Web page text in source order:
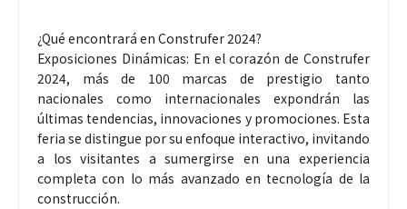
¿Qué encontrará en Construfer 2024?
Exposiciones Dinámicas: En el corazón de Construfer
2024, más de 100 marcas de prestigio tanto
nacionales como internacionales expondrán las
últimas tendencias, innovaciones y promociones. Esta
feria se distingue por su enfoque interactivo, invitando
a los visitantes a sumergirse en una experiencia
completa con lo más avanzado en tecnología de la
construcción.